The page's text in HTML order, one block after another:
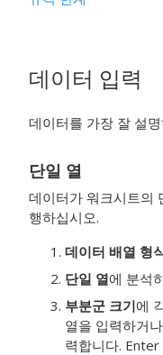
데이터 입력
데이터를 가장 잘 설
단일 열
데이터가 워크시트의
행하십시오.
데이터 배열 형
단일 열에 분석
부분군 크기에
열을 입력하거
력합니다.